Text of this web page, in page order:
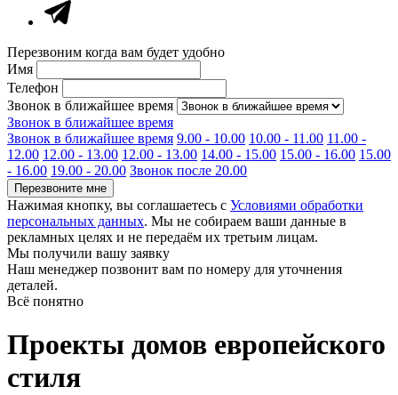
Перезвоним когда вам будет удобно
Имя
Телефон
Звонок в ближайшее время
Звонок в ближайшее время
Звонок в ближайшее время 9.00 - 10.00 10.00 - 11.00 11.00 -
12.00 12.00 - 13.00 12.00 - 13.00 14.00 - 15.00 15.00 - 16.00 15.00
- 16.00 19.00 - 20.00 Звонок после 20.00
Перезвоните мне
Нажимая кнопку, вы соглашаетесь с Условиями обработки
персональных данных. Мы не собираем ваши данные в
рекламных целях и не передаём их третьим лицам.
Мы получили вашу заявку
Наш менеджер позвонит вам по номеру для уточнения
деталей.
Всё понятно
Проекты домов европейского
стиля